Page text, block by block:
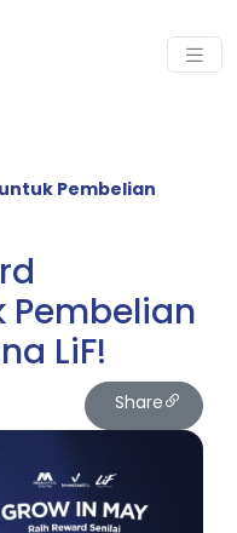
Pembelian
Pembelian
LiF!
Share